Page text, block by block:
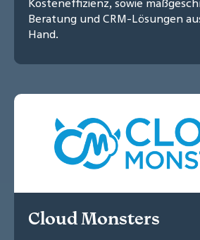
Beratung und CRM-Lösungen
Hand.
Cloud Monsters